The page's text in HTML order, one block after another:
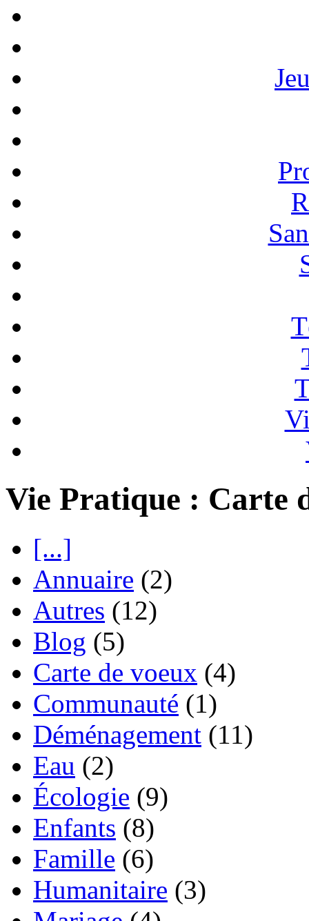
Vie Pratique : Carte
[...]
Annuaire (2)
Autres (12)
Blog (5)
Carte de voeux (4)
Communauté (1)
Déménagement (11)
Eau (2)
Écologie (9)
Enfants (8)
Famille (6)
Humanitaire (3)